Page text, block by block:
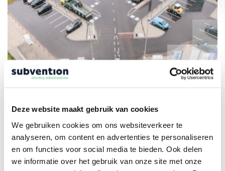
Deze website maakt gebruik van cookies
We gebruiken cookies om ons websiteverkeer te
analyseren, om content en advertenties te personaliseren
en om functies voor social media te bieden. Ook delen
we informatie over het gebruik van onze site met onze
OPENBAAR LAADPLEIN
Vastgoed
Met ondersteuning van Subvention maakte Van Ooijen
Woerden gebruik van de SPULA-subsidie. Dankzij deze